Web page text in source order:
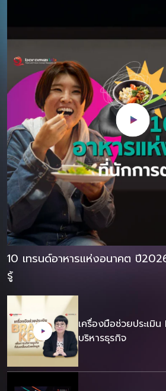
AI ผู้ช่วยที่แท้จริง ปี 2026 เป็นปีที่ AI
จะก้าวจากเครื่องมือสร้างคอนเทนต์
(Generative AI) ไปสู่ “Agentic AI” ที่
สามารถทำงานแทนมนุษย์ได้อย่าง
อัตโนมัติและชาญฉลาด AI ในปี 2026
ไม่ใช่แค่ตอบคำถามหรือสร้างภาพ แต่จะ
สามารถวางแผนแคมเปญ วิเคราะห์ข้อมู
ลูกค้า ปรับกลยุทธ์แบบเรียลไทม์ และดำ
เนินการตั […]
10 เทรนด์อาหารแห่งอนาคต ปี
รู้
เครื่องมือช่วยประเมิ
บริหารธุรกิจ